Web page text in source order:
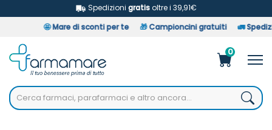
Spedizioni gratisoltre i 39,91€
Mare di sconti per te🎁 Campioncini gratuiti 🚛
0